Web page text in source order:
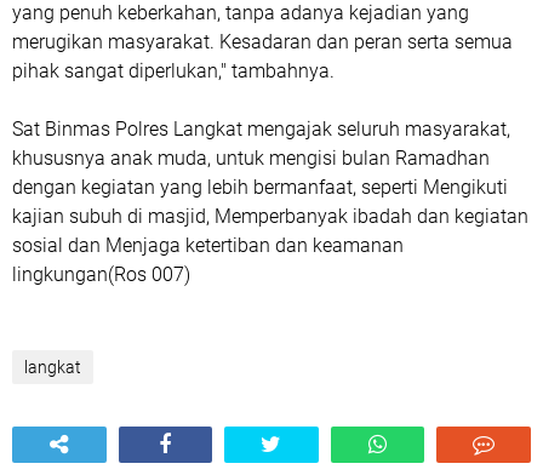
yang penuh keberkahan, tanpa adanya kejadian yang
merugikan masyarakat. Kesadaran dan peran serta semua
pihak sangat diperlukan," tambahnya.
Sat Binmas Polres Langkat mengajak seluruh masyarakat,
khususnya anak muda, untuk mengisi bulan Ramadhan
dengan kegiatan yang lebih bermanfaat, seperti Mengikuti
kajian subuh di masjid, Memperbanyak ibadah dan kegiatan
sosial dan Menjaga ketertiban dan keamanan
lingkungan(Ros 007)
langkat